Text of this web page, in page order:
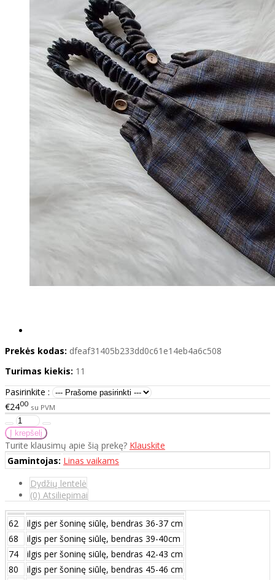
Prekės kodas: dfeaf31405b233dd0c61e14eb4a6c508
Turimas kiekis: 11
Pasirinkite :
€2400 su PVM
Turite klausimų apie šią prekę? Klauskite
Gamintojas: Linas vaikams
Dydžių lentelė
(0) Atsiliepimai
62
ilgis per šoninę siūlę, bendras 36-37 cm
68
ilgis per šoninę siūlę, bendras 39-40cm
74
ilgis per šoninę siūlę, bendras 42-43 cm
80
ilgis per šoninę siūlę, bendras 45-46 cm